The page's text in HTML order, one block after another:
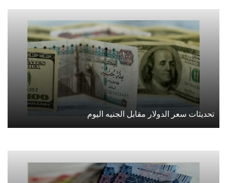
تحديثات سعر الدولار مقابل الجنيه اليوم